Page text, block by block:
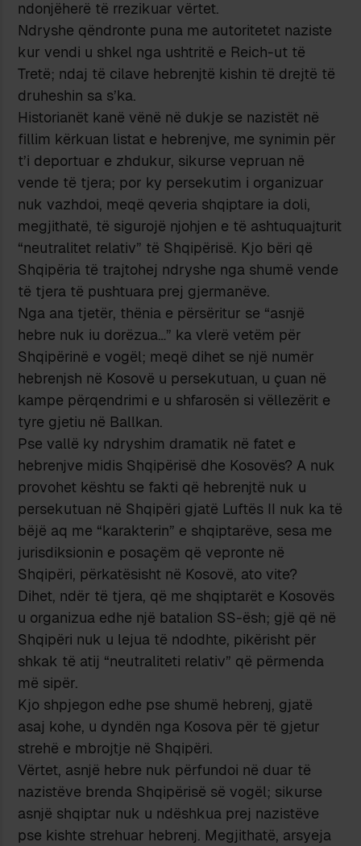
ndonjëherë të rrezikuar vërtet.
Ndryshe qëndronte puna me autoritetet naziste
kur vendi u shkel nga ushtritë e Reich-ut të
Tretë; ndaj të cilave hebrenjtë kishin të drejtë të
druheshin sa s’ka.
Historianët kanë vënë në dukje se nazistët në
fillim kërkuan listat e hebrenjve, me synimin për
t’i deportuar e zhdukur, sikurse vepruan në
vende të tjera; por ky persekutim i organizuar
nuk vazhdoi, meqë qeveria shqiptare ia doli,
megjithatë, të sigurojë njohjen e të ashtuquajturit
“neutralitet relativ” të Shqipërisë. Kjo bëri që
Shqipëria të trajtohej ndryshe nga shumë vende
të tjera të pushtuara prej gjermanëve.
Nga ana tjetër, thënia e përsëritur se “asnjë
hebre nuk iu dorëzua…” ka vlerë vetëm për
Shqipërinë e vogël; meqë dihet se një numër
hebrenjsh në Kosovë u persekutuan, u çuan në
kampe përqendrimi e u shfarosën si vëllezërit e
tyre gjetiu në Ballkan.
Pse vallë ky ndryshim dramatik në fatet e
hebrenjve midis Shqipërisë dhe Kosovës? A nuk
provohet kështu se fakti që hebrenjtë nuk u
persekutuan në Shqipëri gjatë Luftës II nuk ka të
bëjë aq me “karakterin” e shqiptarëve, sesa me
jurisdiksionin e posaçëm që vepronte në
Shqipëri, përkatësisht në Kosovë, ato vite?
Dihet, ndër të tjera, që me shqiptarët e Kosovës
u organizua edhe një batalion SS-ësh; gjë që në
Shqipëri nuk u lejua të ndodhte, pikërisht për
shkak të atij “neutraliteti relativ” që përmenda
më sipër.
Kjo shpjegon edhe pse shumë hebrenj, gjatë
asaj kohe, u dyndën nga Kosova për të gjetur
strehë e mbrojtje në Shqipëri.
Vërtet, asnjë hebre nuk përfundoi në duar të
nazistëve brenda Shqipërisë së vogël; sikurse
asnjë shqiptar nuk u ndëshkua prej nazistëve
pse kishte strehuar hebrenj. Megjithatë, arsyeja